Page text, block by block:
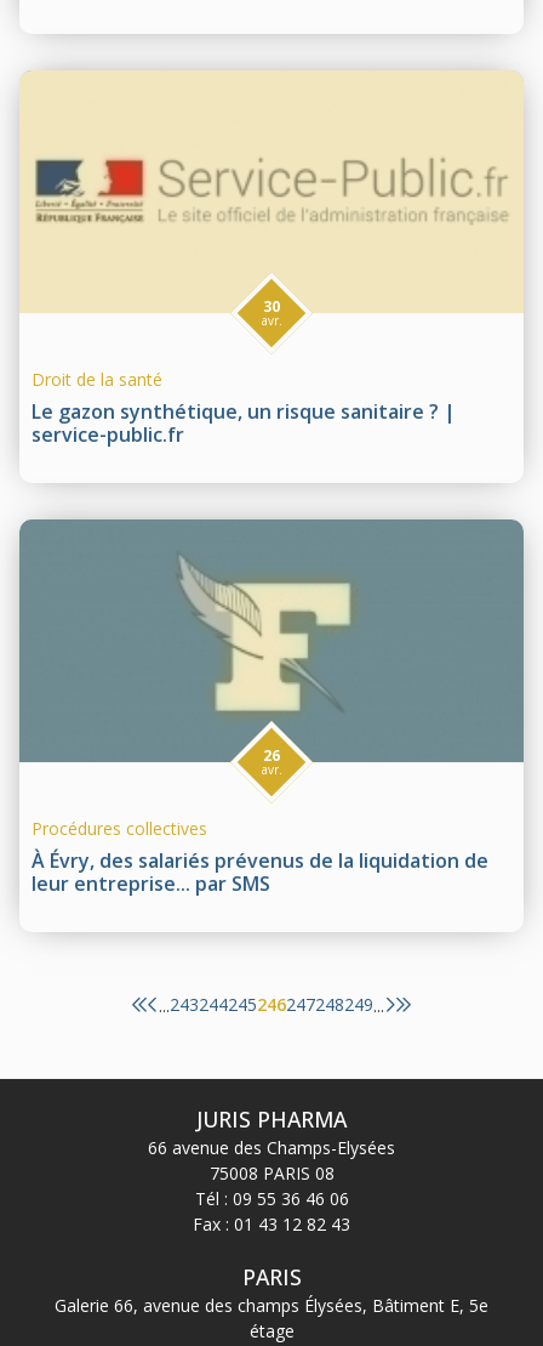
Le gazon synthétique, un risque sanitaire ? |
service-public.fr
30
avr.
Droit de la santé
À Évry, des salariés prévenus de la liquidation de
leur entreprise... par SMS
26
avr.
Procédures collectives
...243244245246247248249...
JURIS PHARMA
66 avenue des Champs-Elysées
75008 PARIS 08
Tél : 09 55 36 46 06
Fax : 01 43 12 82 43
PARIS
Galerie 66, avenue des champs Élysées, Bâtiment E, 5e
étage